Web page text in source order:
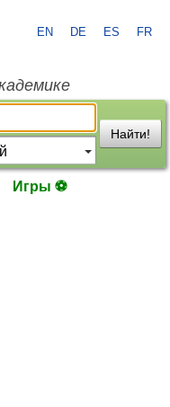
EN DE ES FR
Найти!
Игры ⚽